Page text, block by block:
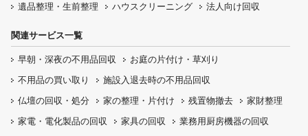
遺品整理・生前整理
ハウスクリーニング 法人向け回収
関連サービス一覧
早朝・深夜の不用品回収 お庭の片付け・ 草刈り
不用品の買い取り 施設入退去時の不用品回収
仏壇の回収・処分 家の整理・片付け 残置物撤去
家財整理
家電・電化製品の回収
家具の回収 業務用厨房機器の回収